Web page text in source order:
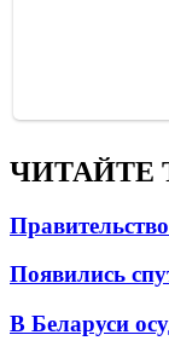
ЧИТАЙТЕ
Появились
В Беларуси